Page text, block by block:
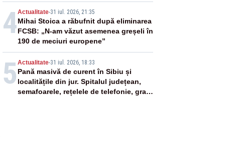
4Actualitate-31 iul. 2026, 21:35
Mihai Stoica a răbufnit după eliminarea
FCSB: „N-am văzut asemenea greșeli în
190 de meciuri europene”
5 Actualitate-31 iul. 2026, 18:33
Pană masivă de curent în Sibiu și
localitățile din jur. Spitalul județean,
semafoarele, rețelele de telefonie, grav